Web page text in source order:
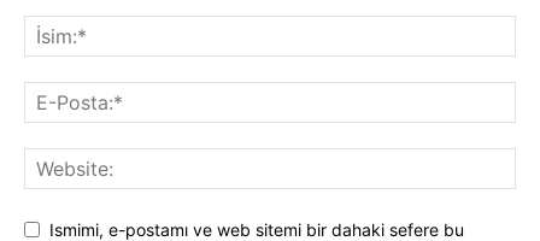
Ismimi, e-postamı ve web sitemi bir dahaki sefere bu